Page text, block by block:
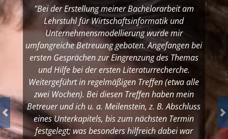
"Bei der Erstellung meiner Bachelorarbeit am
Lehrstuhl für Wirtschaftsinformatik und
Unternehmensmodellierung wurde mir
umfangreiche Betreuung geboten. Angefangen bei
ersten Gesprächen zur Eingrenzung des Themas
und Hilfe bei der ersten Literaturrecherche.
Weitergeführt in regelmäßigen Treffen (etwa alle
zwei Wochen). Bei diesen Treffen haben mein
Betreuer und ich u. a. Meilenstein, z. B. Abschluss
eines Unterkapitels, bis zum nächsten Termin
festgelegt; was besonders hilfreich dabei war